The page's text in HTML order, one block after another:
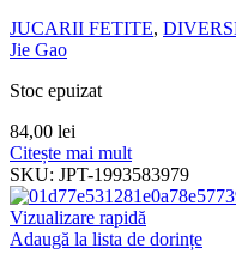
JUCARII FETITE,
Jie Gao
Stoc epuizat
84,00 lei
Citește mai mult
SKU: JPT-1993583979
Vizualizare rapidă
Adaugă la lista de dorințe